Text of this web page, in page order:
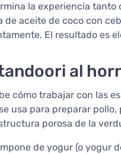
la experiencia tanto
de aceite de coco con
El resultado es
al
cómo trabajar con las
usa para preparar
porosa de la
de yogur (o yogur